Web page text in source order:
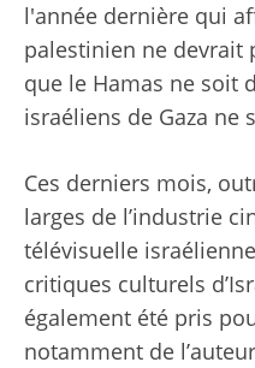
l'année dernière qui
palestinien ne devrait
que le Hamas ne soit
israéliens de Gaza ne
Ces derniers mois,
larges de l’industrie
télévisuelle
critiques culturels
également été pris
notamment de